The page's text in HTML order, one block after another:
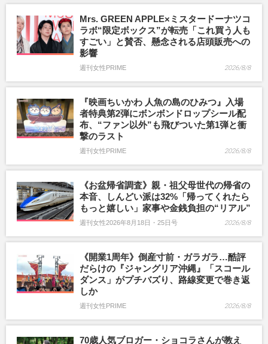
Mrs. GREEN APPLE×ミスタードーナツコ
ラボ“限定ボックス”が転売「これ買う人も
すごい」と賛否、懸念される店頭販売への
影響
週刊女性PRIME 2026/8/8
『映画ちいかわ 人魚の島のひみつ』入場
者特典第2弾にボンボンドロップシール配
布、“ファン以外”も飛びついた第1弾と衝
撃のラスト
週刊女性PRIME 2026/8/8
《お盆帰省調査》親・祖父母世代の帰省の
本音、しんどい派は32%「帰ってくれたら
もっと嬉しい」家事や金銭負担の“リアル”
週刊女性2026年8月18日・25日号 2026/8/8
《開業1周年》倒産寸前・ガラガラ…酷評
だらけの『ジャングリア沖縄』「スコール
ダンス」がプチバズり、路線変更で巻き返
しか
週刊女性PRIME 2026/8/8
70歳人気ブロガー・ショコラさんが教え